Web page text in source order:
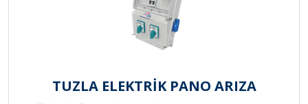
TUZLA ELEKTRİK PANO ARIZA